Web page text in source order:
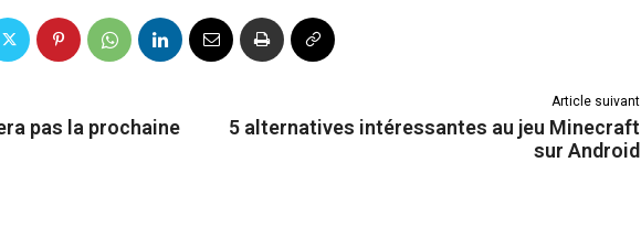
pas la prochaine
Article suivant
5 alternatives intéressantes au jeu Minecraft
sur Android